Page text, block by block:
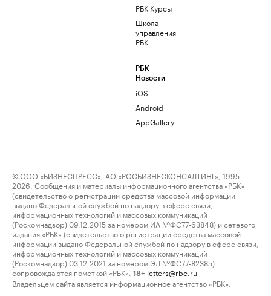
РБК Курсы
Школа
управления
РБК
РБК
Новости
iOS
Android
AppGallery
© ООО «БИЗНЕСПРЕСС», АО «РОСБИЗНЕСКОНСАЛТИНГ», 1995–
2026. Сообщения и материалы информационного агентства «РБК»
(свидетельство о регистрации средства массовой информации
выдано Федеральной службой по надзору в сфере связи,
информационных технологий и массовых коммуникаций
(Роскомнадзор) 09.12.2015 за номером ИА №ФС77-63848) и сетевого
издания «РБК» (свидетельство о регистрации средства массовой
информации выдано Федеральной службой по надзору в сфере связи,
информационных технологий и массовых коммуникаций
(Роскомнадзор) 03.12.2021 за номером ЭЛ №ФС77-82385)
сопровождаются пометкой «РБК».
18+ letters@rbc.ru
Владельцем сайта является информационное агентство «РБК».